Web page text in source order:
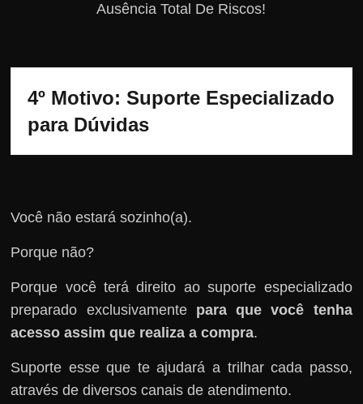
Ausência Total De Riscos!
4º Motivo: Suporte Especializado
para Dúvidas
Você não estará sozinho(a).
Porque não?
Porque você terá direito ao suporte especializado
preparado exclusivamente para que você tenha
acesso assim que realiza a compra.
Suporte esse que te ajudará a trilhar cada passo,
através de diversos canais de atendimento.